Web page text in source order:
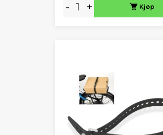
- + Kjøp